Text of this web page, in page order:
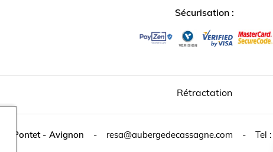
Sécurisation :
Rétractation
Le Pontet - Avignon - resa@aubergedecassagne.com - Tel :